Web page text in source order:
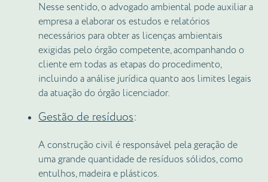
Nesse sentido, o advogado ambiental pode auxiliar a
empresa a elaborar os estudos e relatórios
necessários para obter as licenças ambientais
exigidas pelo órgão competente, acompanhando o
cliente em todas as etapas do procedimento,
incluindo a análise jurídica quanto aos limites legais
da atuação do órgão licenciador.
Gestão de resíduos:
A construção civil é responsável pela geração de
uma grande quantidade de resíduos sólidos, como
entulhos, madeira e plásticos.